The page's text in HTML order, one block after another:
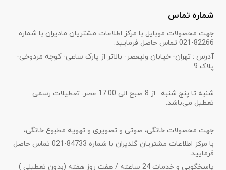
شماره تماس
جهت محصولات موبایل با مرکز اطلاعات مشتریان مادیران با شماره
82266-021 تماس حاصل فرمایید.
آدرس : تهران- خیابان ولیعصر- بالاتر از پارک ساعی- کوچه مردوخی-
پلاک 9
شنبه تا پنج شنبه : از 8 صبح الی 17:00 عصر. تعطیلات رسمی
تعطیل می‌باشد.
جهت محصولات خانگی، صوتی و تصویری و تهویه مطبوع خانگی،
با مرکز اطلاعات مشتریان گلدیران با شماره 84733-021 تماس حاصل
فرمایید.
پاسخگویی و خدمات 24 ساعته / هفت روز هفته (بدون تعطیلی )